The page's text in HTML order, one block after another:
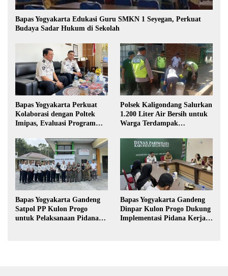
Bapas Yogyakarta Edukasi Guru SMKN 1 Seyegan, Perkuat
Budaya Sadar Hukum di Sekolah
Bapas Yogyakarta Perkuat
Kolaborasi dengan Poltek
Imipas, Evaluasi Program
Polsek Kaligondang Salurkan
1.200 Liter Air Bersih untuk
Warga Terdampak
Bapas Yogyakarta Gandeng
Satpol PP Kulon Progo
untuk Pelaksanaan Pidana
Bapas Yogyakarta Gandeng
Dinpar Kulon Progo Dukung
Implementasi Pidana Kerja